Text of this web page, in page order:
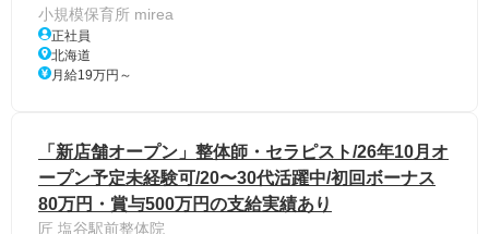
小規模保育所 mirea
正社員
北海道
月給19万円～
「新店舗オープン」整体師・セラピスト/26年10月オ
ープン予定未経験可/20〜30代活躍中/初回ボーナス
80万円・賞与500万円の支給実績あり
匠 塩谷駅前整体院